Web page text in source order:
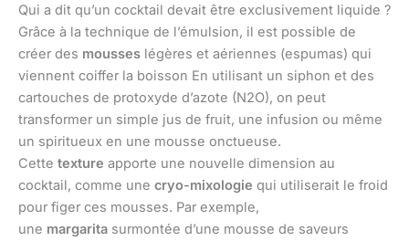
Qui a dit qu’un cocktail devait être exclusivement liquide ?
Grâce à la technique de l’émulsion, il est possible de
créer des mousses légères et aériennes (espumas) qui
viennent coiffer la boisson En utilisant un siphon et des
cartouches de protoxyde d’azote (N2O), on peut
transformer un simple jus de fruit, une infusion ou même
un spiritueux en une mousse onctueuse.
Cette texture apporte une nouvelle dimension au
cocktail, comme une cryo-mixologie qui utiliserait le froid
pour figer ces mousses. Par exemple,
une margarita surmontée d’une mousse de saveurs